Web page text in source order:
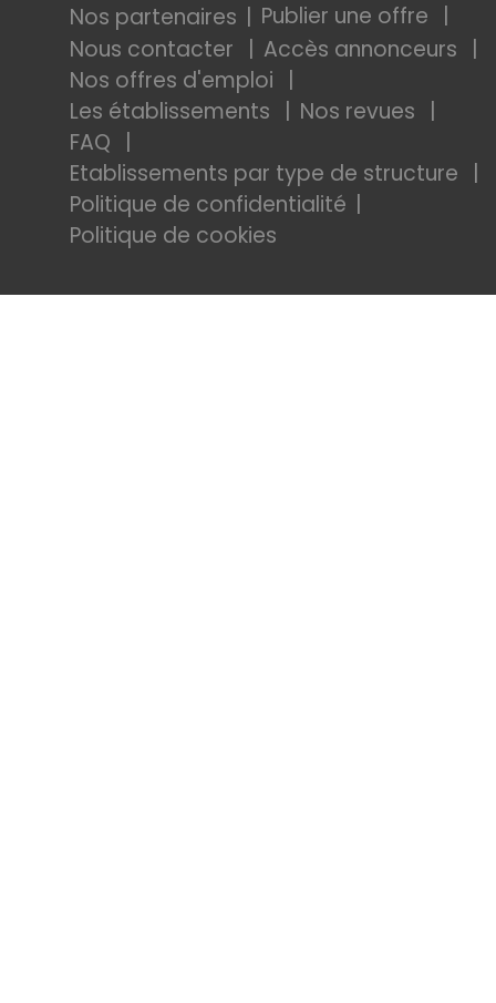
Nos partenaires
Publier une offre
Nous contacter
Accès annonceurs
Nos offres d'emploi
Les établissements
Nos revues
FAQ
Etablissements par type de structure
Politique de confidentialité
Politique de cookies